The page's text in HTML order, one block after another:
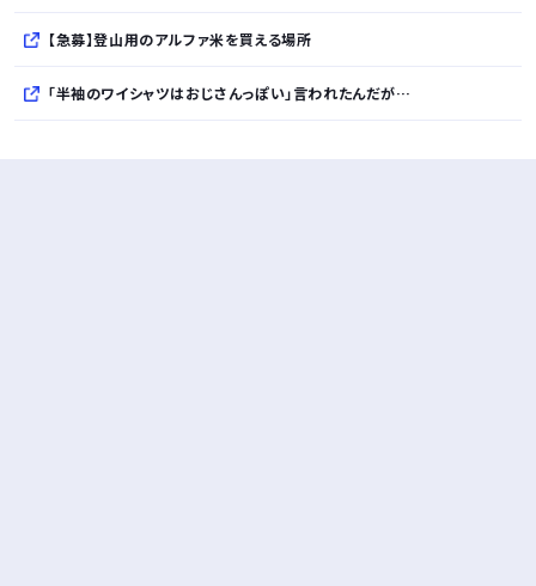
【急募】登山用のアルファ米を買える場所
「半袖のワイシャツはおじさんっぽい」言われたんだが…